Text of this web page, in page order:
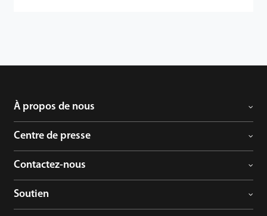
À propos de nous
Centre de presse
Contactez-nous
Soutien